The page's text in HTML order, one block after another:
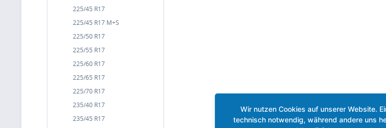
225/45 R17
225/45 R17 M+S
225/50 R17
225/55 R17
225/60 R17
225/65 R17
225/70 R17
235/40 R17
235/45 R17